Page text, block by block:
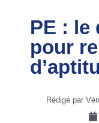
PE : le
pour
Rédigé par